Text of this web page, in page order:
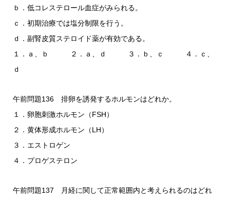
ｂ．低コレステロール血症がみられる。
ｃ．初期治療では塩分制限を行う。
ｄ．副腎皮質ステロイド薬が有効である。
１．ａ、ｂ ２．ａ、ｄ ３．ｂ、ｃ ４．ｃ、
ｄ
午前問題136 排卵を誘発するホルモンはどれか。
１．卵胞刺激ホルモン（FSH）
２．黄体形成ホルモン（LH）
３．エストロゲン
４．プロゲステロン
午前問題137 月経に関して正常範囲内と考えられるのはどれ